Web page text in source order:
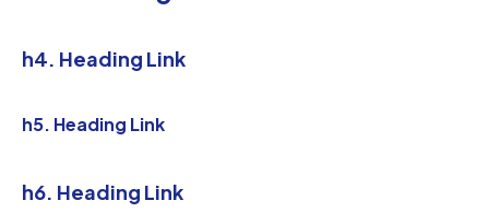
h4. Heading Link
h5. Heading Link
h6. Heading Link